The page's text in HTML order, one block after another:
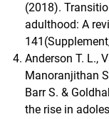
(2018).
adulthood: A
Anderson T. L.,
Manoranjithan
Barr S. &
the rise in